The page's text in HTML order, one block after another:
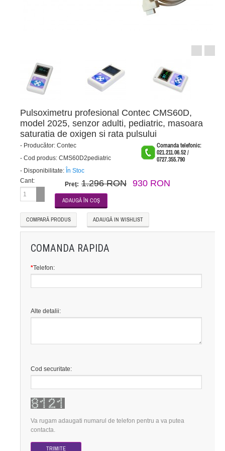
Pulsoximetru profesional Contec CMS60D,
model 2025, senzor adulti, pediatric, masoara
saturatia de oxigen si rata pulsului
Comanda telefonic:
021.211.06.52 /
0727.355.790
- Producător: Contec
- Cod produs: CMS60D2pediatric
- Disponibilitate: În Stoc
Cant:
Preţ: 1.296 RON 930 RON
COMPARĂ PRODUS ADAUGĂ IN WISHLIST
COMANDA RAPIDA
*Telefon:
Alte detalii:
Cod securitate:
Va rugam adaugati numarul de telefon pentru a va putea
contacta.